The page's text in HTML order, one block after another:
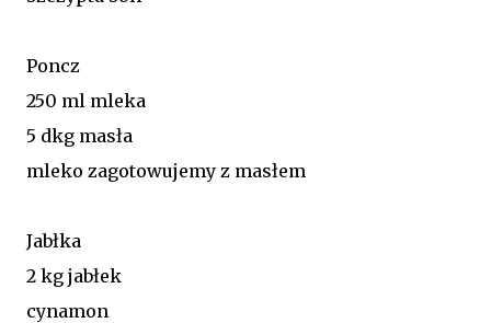
Poncz
250 ml mleka
5 dkg masła
mleko zagotowujemy z masłem
Jabłka
2 kg jabłek
cynamon